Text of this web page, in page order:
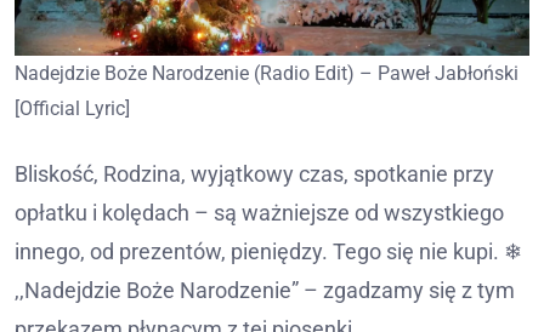
Nadejdzie Boże Narodzenie (Radio Edit) – Paweł Jabłoński
[Official Lyric]
Bliskość, Rodzina, wyjątkowy czas, spotkanie przy
opłatku i kolędach – są ważniejsze od wszystkiego
innego, od prezentów, pieniędzy. Tego się nie kupi. ❄
,,Nadejdzie Boże Narodzenie” – zgadzamy się z tym